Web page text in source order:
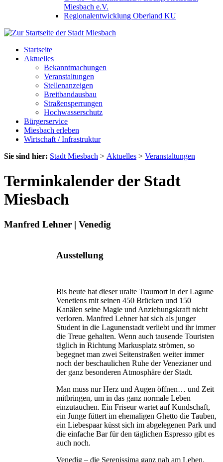
Miesbach e.V.
Regionalentwicklung Oberland KU
Startseite
Aktuelles
Bekanntmachungen
Veranstaltungen
Stellenanzeigen
Breitbandausbau
Straßensperrungen
Hochwasserschutz
Bürgerservice
Miesbach erleben
Wirtschaft / Infrastruktur
Sie sind hier: Stadt Miesbach > Aktuelles > Veranstaltungen
Terminkalender der Stadt
Miesbach
Manfred Lehner | Venedig
Ausstellung
Bis heute hat dieser uralte Traumort in der Lagune
Venetiens mit seinen 450 Brücken und 150
Kanälen seine Magie und Anziehungskraft nicht
verloren. Manfred Lehner hat sich als junger
Student in die Lagunenstadt verliebt und ihr immer
die Treue gehalten. Wenn auch tausende Touristen
täglich in Richtung Markusplatz strömen, so
begegnet man zwei Seitenstraßen weiter immer
noch der beschaulichen Ruhe der Venezianer und
der ganz besonderen Atmosphäre der Stadt.
Man muss nur Herz und Augen öffnen… und Zeit
mitbringen, um in das ganz normale Leben
einzutauchen. Ein Friseur wartet auf Kundschaft,
ein Junge füttert im ehemaligen Ghetto die Tauben,
ein Liebespaar küsst sich im abgelegenen Park und
die einfache Bar für den täglichen Espresso gibt es
auch noch.
Venedig – die Serenissima ganz nah am Leben.